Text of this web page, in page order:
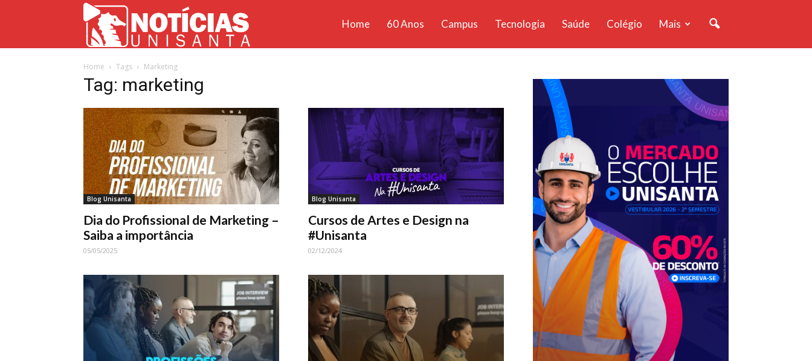
Home 60 Anos Campus Tecnologia Saúde Colégio Mais
Home Tags Marketing
Tag: marketing
Blog Unisanta
Dia do Profissional de Marketing –
Saiba a importância
05/05/2025
Blog Unisanta
Cursos de Artes e Design na
#Unisanta
02/12/2024